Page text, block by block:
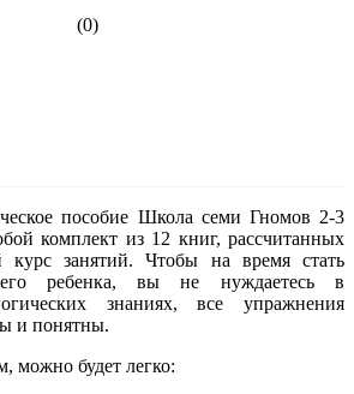
(0)
пособие Школа семи Гномов 2-3
комплект из 12 книг, рассчитанных
занятий. Чтобы на время стать
ребенка, вы не нуждаетесь в
знаниях, все упражнения
и понятны.
можно будет легко: